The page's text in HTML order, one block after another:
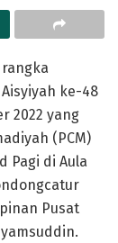
ke-48
2022 yang
(PCM)
Pagi di Aula
Pusat